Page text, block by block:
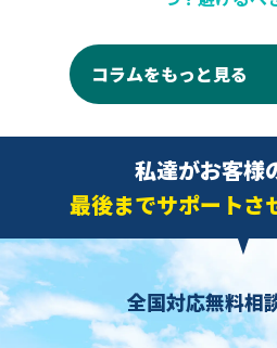
コラムをもっと見る
私達がお客様
最後までサポートさ
全国対応無料相